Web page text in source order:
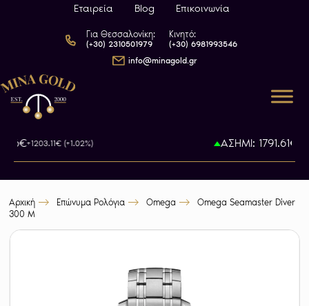
Εταιρεία Blog Επικοινωνία
Για Θεσσαλονίκη:
(+30) 2310501979
Κινητό:
(+30) 6981993546
info@minagold.gr
+1203.11€ (+1.02%) ΑΣΗΜΙ: 1791.61€
Αρχική Επώνυμα Ρολόγια Omega
Omega Seamaster Diver
300 M